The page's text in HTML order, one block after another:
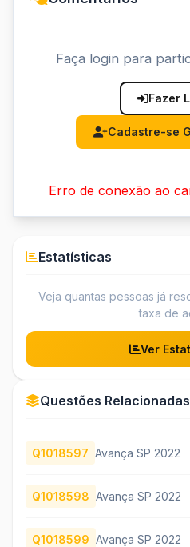
Faça login para
Fazer
Cadastre-se
Erro de conexão ao
Estatísticas
Veja quantas pessoas já
taxa de
Ver
Questões Relacionadas
Q1018597 Avança SP 2022
Q1018598 Avança SP 2022
Q1018599 Avança SP 2022